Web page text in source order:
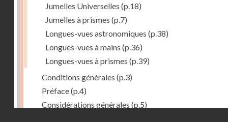
Jumelles Universelles (p.18)
Jumelles à prismes (p.7)
Longues-vues astronomiques (p.38)
Longues-vues à mains (p.36)
Longues-vues à prismes (p.39)
Conditions générales (p.3)
Préface(p.4)
Considérations générales (p.5)